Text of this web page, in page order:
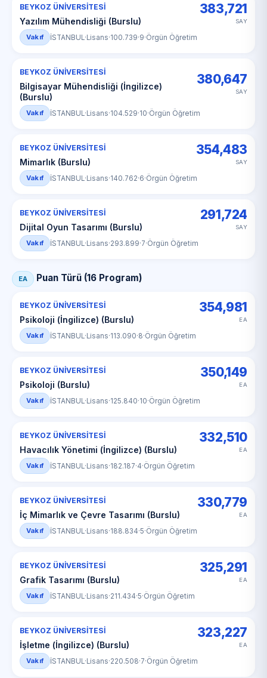
BEYKOZ ÜNİVERSİTESİ
Yazılım Mühendisliği (Burslu)
383,721
SAY
Vakıf İSTANBUL ·Lisans·100.739·9·Örgün Öğretim
BEYKOZ ÜNİVERSİTESİ
Bilgisayar Mühendisliği (İngilizce)
(Burslu)
380,647
SAY
Vakıf İSTANBUL ·Lisans·104.529·10·Örgün Öğretim
BEYKOZ ÜNİVERSİTESİ
Mimarlık (Burslu)
354,483
SAY
Vakıf İSTANBUL ·Lisans·140.762·6·Örgün Öğretim
BEYKOZ ÜNİVERSİTESİ
Dijital Oyun Tasarımı (Burslu)
291,724
SAY
Vakıf İSTANBUL ·Lisans·293.899·7·Örgün Öğretim
EA Puan Türü (16 Program)
BEYKOZ ÜNİVERSİTESİ
Psikoloji (İngilizce) (Burslu)
354,981
EA
Vakıf İSTANBUL ·Lisans·113.090·8·Örgün Öğretim
BEYKOZ ÜNİVERSİTESİ
Psikoloji (Burslu)
350,149
EA
Vakıf İSTANBUL ·Lisans·125.840·10·Örgün Öğretim
BEYKOZ ÜNİVERSİTESİ
Havacılık Yönetimi (İngilizce) (Burslu)
332,510
EA
Vakıf İSTANBUL ·Lisans·182.187·4·Örgün Öğretim
BEYKOZ ÜNİVERSİTESİ
İç Mimarlık ve Çevre Tasarımı (Burslu)
330,779
EA
Vakıf İSTANBUL ·Lisans·188.834·5·Örgün Öğretim
BEYKOZ ÜNİVERSİTESİ
Grafik Tasarımı (Burslu)
325,291
EA
Vakıf İSTANBUL ·Lisans·211.434·5·Örgün Öğretim
BEYKOZ ÜNİVERSİTESİ
İşletme (İngilizce) (Burslu)
323,227
EA
Vakıf İSTANBUL ·Lisans·220.508·7·Örgün Öğretim